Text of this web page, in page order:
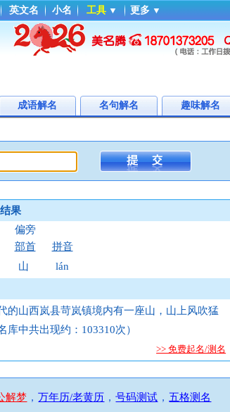
英文名 小名 工具 ▼ 更多 ▼
成语解名 名句解名 趣味解名
果
偏旁
部首
拼音
山
lán
的山西岚县苛岚镇境内有一座山，山上风吹猛
中共出现约：103310次）
>> 免费起名/测名
解梦 ，万年历/老黄历 ，号码测试 ， 五格测名